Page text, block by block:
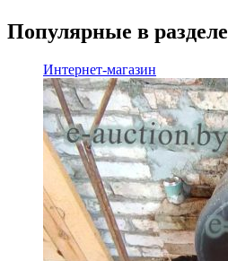
Популярные в разделе
Интернет-магазин